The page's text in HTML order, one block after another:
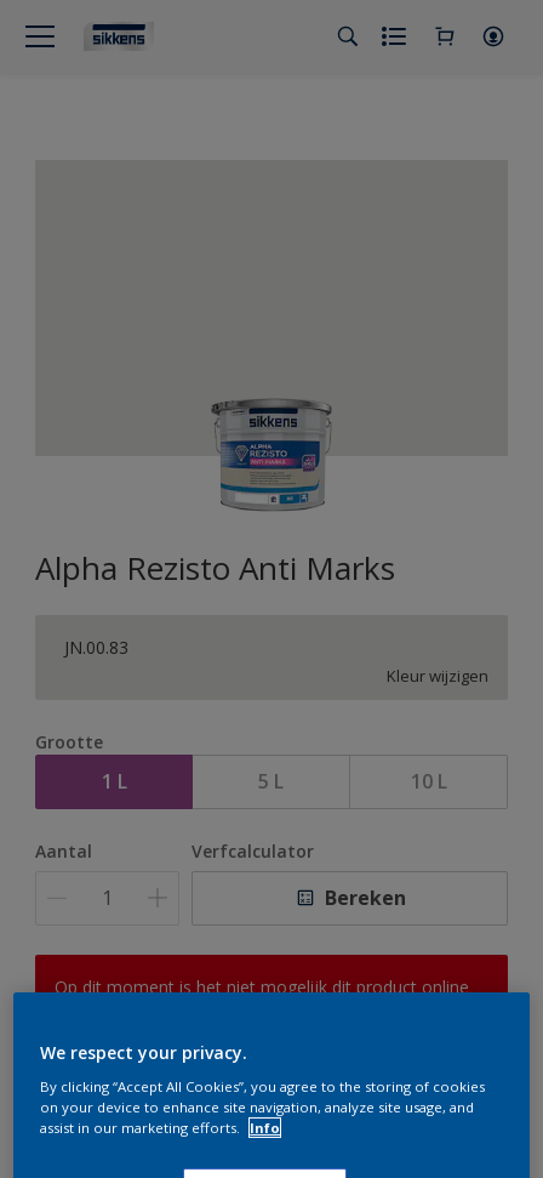
Alpha Rezisto Anti Marks
JN.00.83
Kleur wijzigen
Grootte
1 L 5 L 10 L
Aantal Verfcalculator
Bereken
Op dit moment is het niet mogelijk dit product online
We respect your privacy.
By clicking “Accept All Cookies”, you agree to the storing of cookies
on your device to enhance site navigation, analyze site usage, and
assist in our marketing efforts.
Info